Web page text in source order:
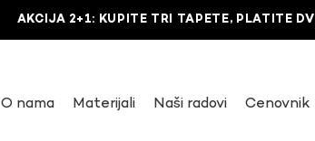
AKCIJA 2+1: KUPITE TRI TAPETE, PLATITE
O nama Materijali Naši radovi Cenovnik